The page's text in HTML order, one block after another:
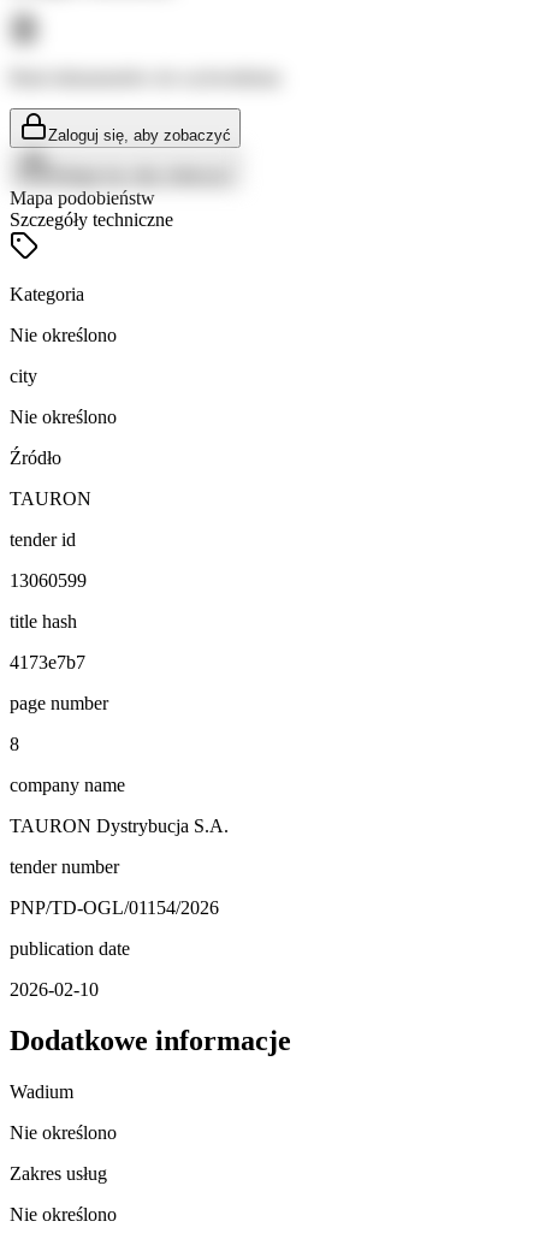
Zaloguj się, aby zobaczyć
Mapa podobieństw
Szczegóły techniczne
Kategoria
Nie określono
city
Nie określono
Źródło
TAURON
tender id
13060599
title hash
4173e7b7
page number
8
company name
TAURON Dystrybucja S.A.
tender number
PNP/TD-OGL/01154/2026
publication date
2026-02-10
Dodatkowe informacje
Wadium
Nie określono
Zakres usług
Nie określono